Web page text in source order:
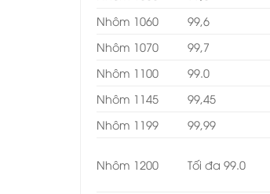
Nhôm 1060
99,6
Nhôm 1070
99,7
Nhôm 1100
99.0
Nhôm 1145
99,45
Nhôm 1199
99,99
Nhôm 1200 Tối đa 99.0